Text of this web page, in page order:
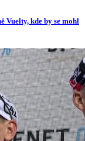
Vuelty, kde by se mohl